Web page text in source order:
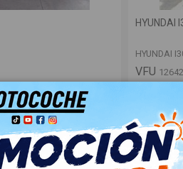
HYUNDAI
HYUNDAI
VFU 12642